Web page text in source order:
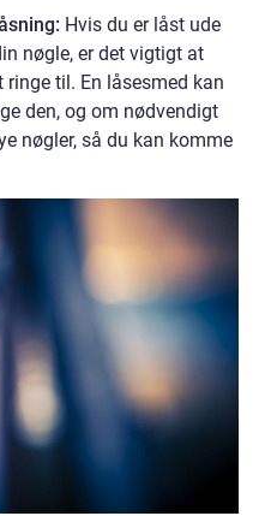
Hvis du er låst ude
nøgle, er det vigtigt at
ringe til. En låsesmed kan
den, og om nødvendigt
nøgler, så du kan komme